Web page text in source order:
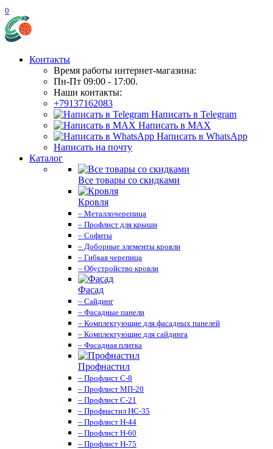
0
Контакты
Время работы интернет-магазина:
Пн-Пт 09:00 - 17:00.
Наши контакты:
+79137162083
Написать в Telegram
Написать в MAX
Написать в WhatsApp
Написать на почту
Каталог
Все товары со скидками
Кровля
– Металлочерепица
– Профлист для крыши
– Софиты
– Доборные элементы кровли
– Гибкая черепица
– Обустройство кровли
Фасад
– Сайдинг
– Фасадные панели
– Комплектующие для фасадных панелей
– Комплектующие для сайдинга
– Фасадная плитка
Профнастил
– Профлист С-8
– Профлист МП-20
– Профлист С-21
– Профнастил НС-35
– Профлист Н-44
– Профлист Н-60
– Профлист Н-75